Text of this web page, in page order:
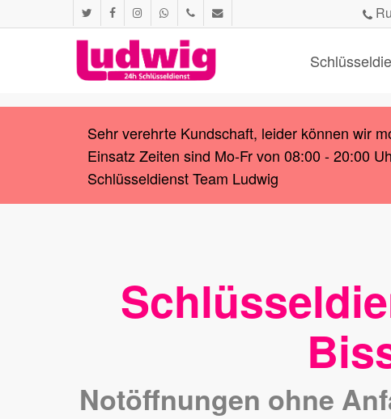
to
twitter facebookinstagramwhatsappphone email
Sehr verehrte Kundschaft, leider können wir
Einsatz Zeiten sind Mo-Fr von 08:00 - 20:00
Schlüsseldienst Team Ludwig
Notöffnungen ohne